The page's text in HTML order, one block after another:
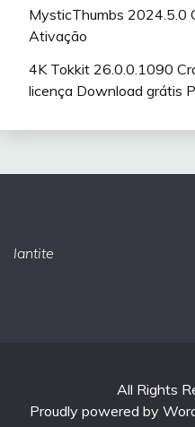
MysticThumbs 2024.5.0
Ativação
4K Tokkit 26.0.0.1090
licença Download grátis
lantite
All Rights
Proudly powered by